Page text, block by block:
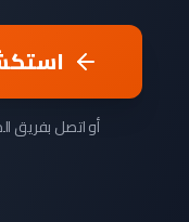
أو اتصل بفريق